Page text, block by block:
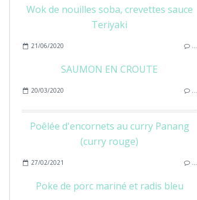
Wok de nouilles soba, crevettes sauce
Teriyaki
21/06/2020 …
SAUMON EN CROUTE
20/03/2020 …
Poêlée d'encornets au curry Panang
(curry rouge)
27/02/2021 …
Poke de porc mariné et radis bleu